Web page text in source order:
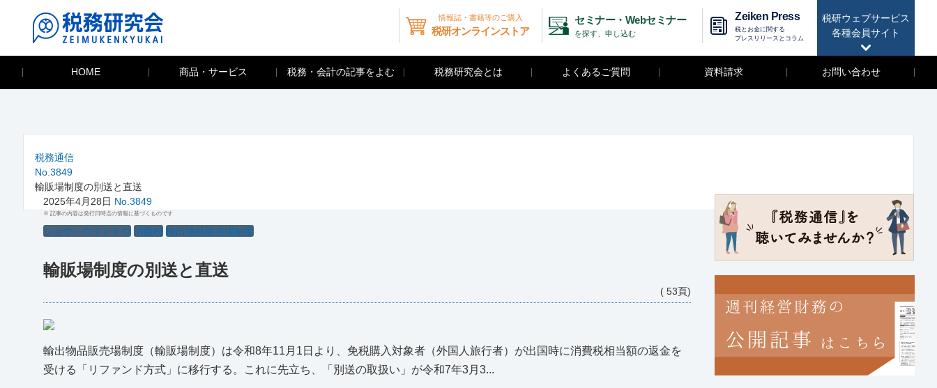
税研ウェブサービス
各種会員サイト
情報誌・書籍等のご購入
税研オンラインストア
セミナー・Webセミナー
を探す、申し込む
Zeiken Press
税とお金に関する
プレスリリースとコラム
HOME 商品・サービス 税務・会計の記事をよむ 税務研究会とは よくあるご質問 資料請求 お問い合わせ
税務通信
No.3849
輸販場制度の別送と直送
2025年4月28日 No.3849
※ 記事の内容は発行日時点の情報に基づくものです
ショウ・ウインドウ 消費税 輸出物品販売場制度
輸販場制度の別送と直送
( 53頁)
輸出物品販売場制度（輸販場制度）は令和8年11月1日より、免税購入対象者（外国人旅行者）が出国時に消費税相当額の返金を
受ける「リファンド方式」に移行する。これに先立ち、「別送の取扱い」が令和7年3月3...